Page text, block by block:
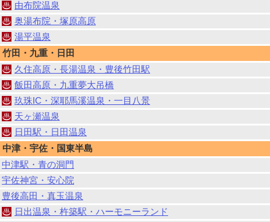
由布院温泉
奥湯布院・塚原高原
湯平温泉
竹田・九重・日田
久住高原・長湯温泉・豊後竹田駅
飯田高原・九重夢大吊橋
玖珠IC・深耶馬溪温泉・一目八景
天ヶ瀬温泉
日田駅・日田温泉
中津・宇佐・国東半島
中津駅・青の洞門
宇佐神宮・安心院
豊後高田・真玉温泉
日出温泉・杵築駅・ハーモニーランド